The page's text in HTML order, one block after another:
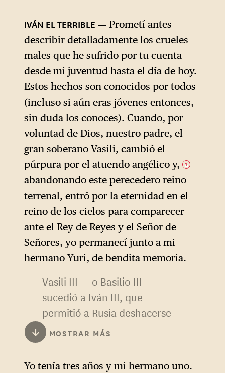
Prometí antes
describir detalladamente los crueles
males que he sufrido por tu cuenta
desde mi juventud hasta el día de hoy.
Estos hechos son conocidos por todos
(incluso si aún eras jóvenes entonces,
sin duda los conoces). Cuando, por
voluntad de Dios, nuestro padre, el
gran soberano Vasili, cambió el
púrpura por el atuendo angélico y,
1
abandonando este perecedero reino
terrenal, entró por la eternidad en el
reino de los cielos para comparecer
ante el Rey de Reyes y el Señor de
Señores, yo permanecí junto a mi
hermano Yuri, de bendita memoria.
Vasili III —o Basilio III—
sucedió a Iván III, que
permitió a Rusia deshacerse
por completo del yugo
mongol. Ambos tuvieron una
política de expansión de
↓ MOSTRAR MÁS
Yo tenía tres años y mi hermano uno.